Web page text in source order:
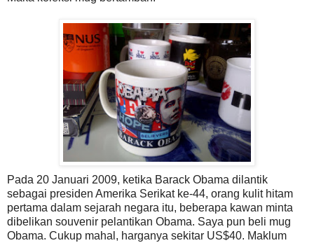
Pada 20 Januari 2009, ketika Barack Obama dilantik
sebagai presiden Amerika Serikat ke-44, orang kulit hitam
pertama dalam sejarah negara itu, beberapa kawan minta
dibelikan souvenir pelantikan Obama. Saya pun beli mug
Obama. Cukup mahal, harganya sekitar US$40. Maklum